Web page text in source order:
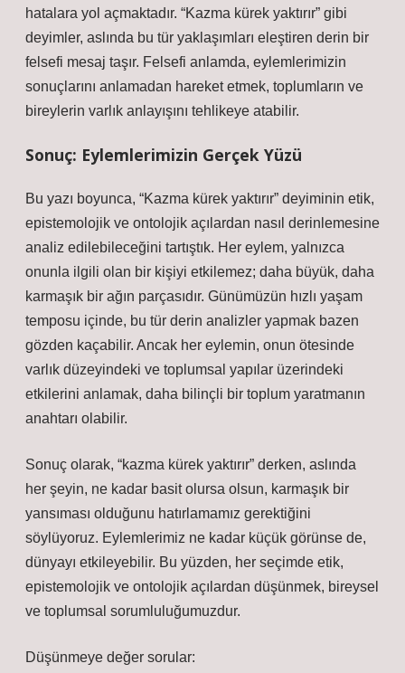
hatalara yol açmaktadır. “Kazma kürek yaktırır” gibi
deyimler, aslında bu tür yaklaşımları eleştiren derin bir
felsefi mesaj taşır. Felsefi anlamda, eylemlerimizin
sonuçlarını anlamadan hareket etmek, toplumların ve
bireylerin varlık anlayışını tehlikeye atabilir.
Sonuç: Eylemlerimizin Gerçek Yüzü
Bu yazı boyunca, “Kazma kürek yaktırır” deyiminin etik,
epistemolojik ve ontolojik açılardan nasıl derinlemesine
analiz edilebileceğini tartıştık. Her eylem, yalnızca
onunla ilgili olan bir kişiyi etkilemez; daha büyük, daha
karmaşık bir ağın parçasıdır. Günümüzün hızlı yaşam
temposu içinde, bu tür derin analizler yapmak bazen
gözden kaçabilir. Ancak her eylemin, onun ötesinde
varlık düzeyindeki ve toplumsal yapılar üzerindeki
etkilerini anlamak, daha bilinçli bir toplum yaratmanın
anahtarı olabilir.
Sonuç olarak, “kazma kürek yaktırır” derken, aslında
her şeyin, ne kadar basit olursa olsun, karmaşık bir
yansıması olduğunu hatırlamamız gerektiğini
söylüyoruz. Eylemlerimiz ne kadar küçük görünse de,
dünyayı etkileyebilir. Bu yüzden, her seçimde etik,
epistemolojik ve ontolojik açılardan düşünmek, bireysel
ve toplumsal sorumluluğumuzdur.
Düşünmeye değer sorular: